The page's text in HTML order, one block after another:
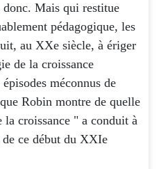
Mais qui restitue
pédagogique, les
au XXe siècle, à ériger
de la croissance
méconnus de
Robin montre de quelle
croissance " a conduit à
ce début du XXIe